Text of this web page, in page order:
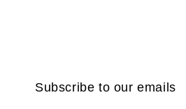
Subscribe to our emails